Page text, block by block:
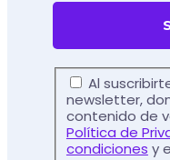
Al
newsletter,
contenido de
Política de
condiciones y